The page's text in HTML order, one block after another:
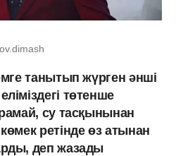
танытып жүрген әнші
төтенше
су тасқынынан
ретінде өз атынан
деп жазады